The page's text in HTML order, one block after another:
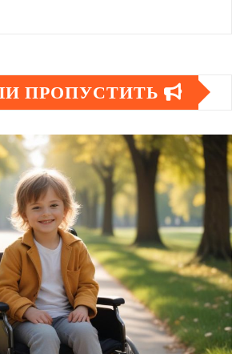
ПРОПУСТИТЬ